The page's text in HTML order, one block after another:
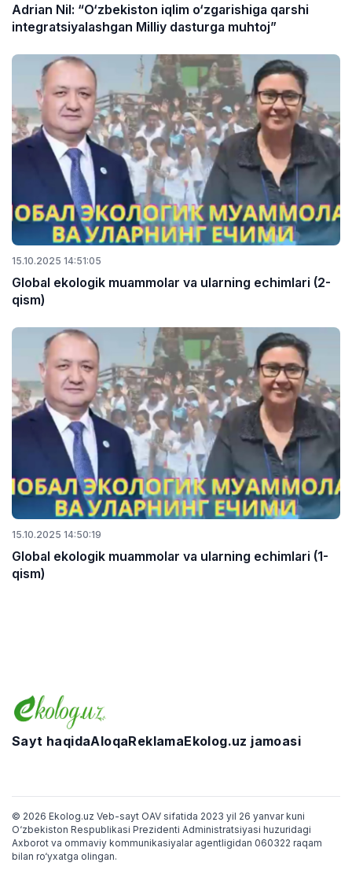
Adrian Nil: “O‘zbekiston iqlim o‘zgarishiga qarshi
integratsiyalashgan Milliy dasturga muhtoj”
15.10.2025 14:51:05
Global ekologik muammolar va ularning echimlari (2-
qism)
15.10.2025 14:50:19
Global ekologik muammolar va ularning echimlari (1-
qism)
Sayt haqidaAloqaReklamaEkolog.uz jamoasi
© 2026 Ekolog.uz Veb-sayt OAV sifatida 2023 yil 26 yanvar kuni
O‘zbekiston Respublikasi Prezidenti Administratsiyasi huzuridagi
Axborot va ommaviy kommunikasiyalar agentligidan 060322 raqam
bilan ro‘yxatga olingan.